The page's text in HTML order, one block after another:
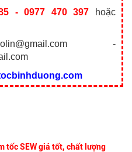
- 0977 470 397 hoặc
-
tốc SEW giá tốt, chất lượng